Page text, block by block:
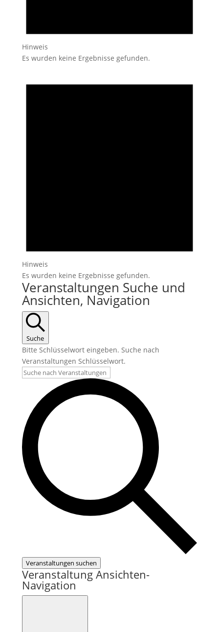
Hinweis
Es wurden keine Ergebnisse gefunden.
Hinweis
Es wurden keine Ergebnisse gefunden.
Veranstaltungen Suche und
Ansichten, Navigation
Suche
Bitte Schlüsselwort eingeben. Suche nach
Veranstaltungen Schlüsselwort.
Veranstaltungen suchen
Veranstaltung Ansichten-
Navigation